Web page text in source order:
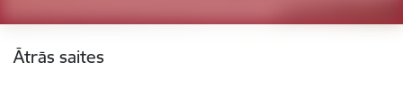
Ātrās saites